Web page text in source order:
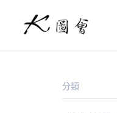
分類